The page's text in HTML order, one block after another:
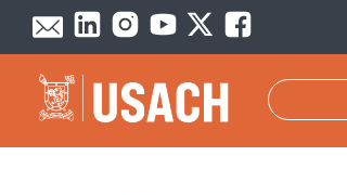
Pasar al contenido principal